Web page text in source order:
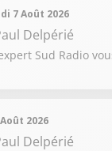
7 Août 2026
Delpérié
Sud Radio
2026
Delpérié